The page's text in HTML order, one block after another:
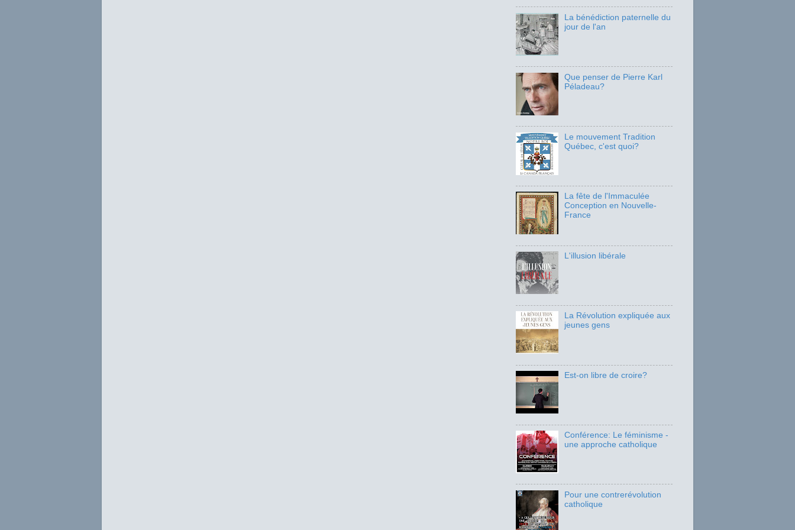
La bénédiction paternelle du
jour de l'an
Que penser de Pierre Karl
Péladeau?
Le mouvement Tradition
Québec, c'est quoi?
La fête de l'Immaculée
Conception en Nouvelle-
France
L'illusion libérale
La Révolution expliquée aux
jeunes gens
Est-on libre de croire?
Conférence: Le féminisme -
une approche catholique
Pour une contrerévolution
catholique